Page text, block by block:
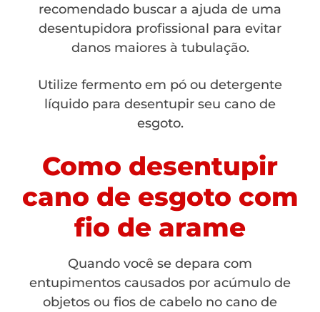
recomendado buscar a ajuda de uma
desentupidora profissional para evitar
danos maiores à tubulação.
Utilize fermento em pó ou detergente
líquido para desentupir seu cano de
esgoto.
Como desentupir
cano de esgoto com
fio de arame
Quando você se depara com
entupimentos causados por acúmulo de
objetos ou fios de cabelo no cano de